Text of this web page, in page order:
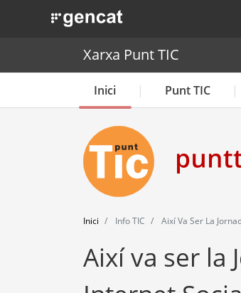
. Obre en una nova finestra.
Xarxa Punt TIC
Inici Punt TIC
Inici Info TIC Així Va Ser La
Així va ser la